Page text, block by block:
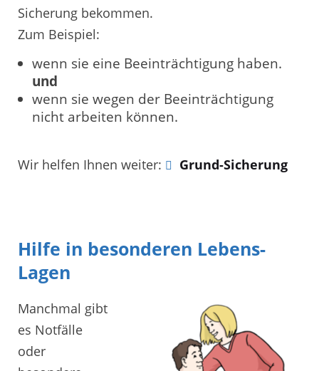
Sicherung bekommen.
Zum Beispiel:
wenn sie eine Beeinträchtigung haben.
und
wenn sie wegen der Beeinträchtigung
nicht arbeiten können.
Wir helfen Ihnen weiter: Grund-Sicherung
Hilfe in besonderen Lebens-
Lagen
Manchmal gibt
es Notfälle
oder